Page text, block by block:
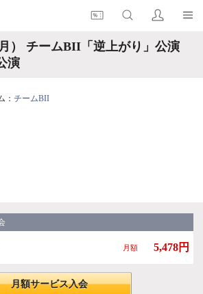
） チームBII「逆上がり」公演
演
： チームBII
月額 5,478円
月額サービス入会